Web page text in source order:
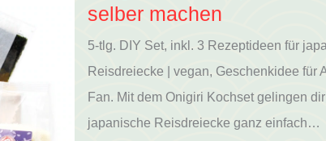
selber machen
5-tlg. DIY Set, inkl. 3 Rezeptideen für
Reisdreiecke | vegan, Geschenkidee für
Fan. Mit dem Onigiri Kochset gelingen dir
japanische Reisdreiecke ganz einfach…